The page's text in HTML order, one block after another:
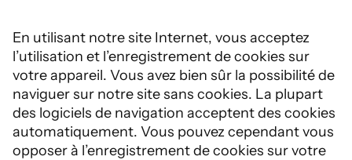
En utilisant notre site Internet, vous acceptez
l’utilisation et l’enregistrement de cookies sur
votre appareil. Vous avez bien sûr la possibilité de
naviguer sur notre site sans cookies. La plupart
des logiciels de navigation acceptent des cookies
automatiquement. Vous pouvez cependant vous
opposer à l’enregistrement de cookies sur votre